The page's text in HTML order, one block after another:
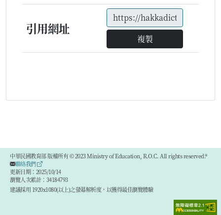
引用網址
複製
中華民國教育部 版權所有 © 2023 Ministry of Education, R.O.C. All rights reserved.®
聯絡我們
更新日期：2025/10/14
瀏覽人次累計：34184793
建議採用 1920x1080(以上)之螢幕解析度，以獲得最佳瀏覽體驗